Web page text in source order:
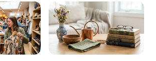
High-Tech